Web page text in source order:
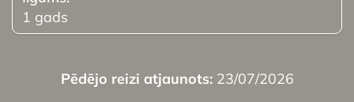
1 gads
Pēdējo reizi atjaunots:23/07/2026